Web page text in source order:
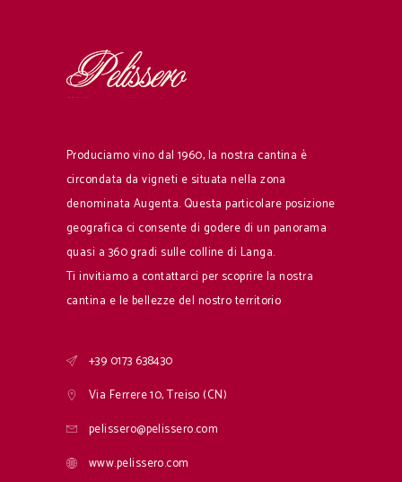
Produciamo vino dal 1960, la nostra cantina è
circondata da vigneti e situata nella zona
denominata Augenta. Questa particolare posizione
geografica ci consente di godere di un panorama
quasi a 360 gradi sulle colline di Langa.
Ti invitiamo a contattarci per scoprire la nostra
cantina e le bellezze del nostro territorio
+39 0173 638430
Via Ferrere 10, Treiso (CN)
pelissero@pelissero.com
www.pelissero.com